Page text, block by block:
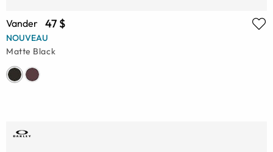
Vander 47 $
NOUVEAU
Matte Black